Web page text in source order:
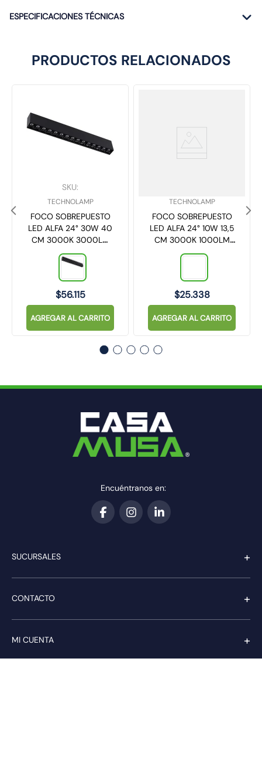
ESPECIFICACIONES TÉCNICAS
PRODUCTOS RELACIONADOS
SKU:
TECHNOLAMP
FOCO SOBREPUESTO
LED ALFA 24° 30W 40
CM 3000K 3000LM
IP40 NEGRO
TECHNOLAMP
$56.115
AGREGAR AL CARRITO
TECHNOLAMP
FOCO SOBREPUESTO
LED ALFA 24° 10W 13,5
CM 3000K 1000LM
IP40 NEGRO
$25.338
AGREGAR AL CARRITO
Encuéntranos en:
SUCURSALES +
CONTACTO +
MI CUENTA +